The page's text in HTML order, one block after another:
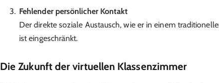
Fehlender persönlicher Kontakt
Der direkte soziale Austausch, wie er in einem
ist eingeschränkt.
Die Zukunft der virtuellen Klassenzimmer